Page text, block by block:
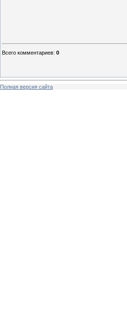
Всего комментариев: 0
Полная версия сайта